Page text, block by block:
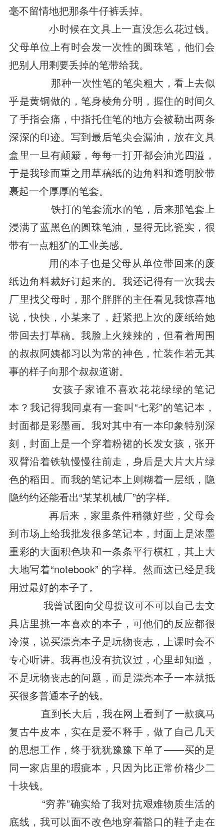
毫不留情地把那条牛仔裤丢掉。
小时候在文具上一直没怎么花过钱。
父母单位上有时会发一次性的圆珠笔，他们会
把别人用剩要丢掉的笔带给我。
那种一次性笔的笔尖粗大，看上去似
乎是黄铜做的，笔身棱角分明，握住的时间久
了手指会痛，中指托住笔的地方会被勒出两条
深深的印迹。写到最后笔尖会漏油，放在文具
盒里一旦有颠簸，每每一打开都会油光四溢，
于是我珍而重之用草稿纸的边角料和透明胶带
裹起一个厚厚的笔套。
铁打的笔套流水的笔，后来那笔套上
浸满了蓝黑色的圆珠笔油，显得无比瓷实，很
带有一点粗犷的工业美感。
用的本子也是父母从单位带回来的废
纸边角料裁好订起来的。我还记得有一次我去
厂里找父母时，那个胖胖的主任看见我惊喜地
说，快快，小某来了，赶紧把上次的废纸给她
带回去打草稿。我脸上火辣辣的，但看着周围
的叔叔阿姨都习以为常的神色，忙装作若无其
事的样子向那个叔叔道谢。
女孩子家谁不喜欢花花绿绿的笔记
本？我记得我同桌有一套叫“七彩”的笔记本，
封面都是彩墨画。我对其中有一本印象特别深
刻，封面上是一个穿着粉裙的长发女孩，张开
双臂沿着铁轨慢慢往前走，身后是大片大片绿
色的稻田。而我的笔记本上则糊着一层纸，隐
隐约约还能看出“某某机械厂”的字样。
再后来，家里条件稍微好些，父母会
到市场上给我批发很多笔记本，封面上是浓墨
重彩的大面积色块和一条条平行横杠，其上大
大地写着“notebook” 的字样。然而这已经是我
用过最好的本子了。
我曾试图向父母提议可不可以自己去文
具店里挑一本喜欢的本子，可他们的反应都很
冷漠，说买漂亮本子是玩物丧志，上课时会不
专心听讲。我再也没有抗议过，心里却知道，
不是玩物丧志的问题，而是漂亮本子一本就抵
买很多普通本子的钱。
直到长大后，我在网上看到了一款疯马
复古牛皮本，实在是爱不释手，做了自己几天
的思想工作，终于犹犹豫豫下单了——买的是
同一家店里的瑕疵本，只因为比正常价格少二
十块钱。
“穷养”确实给了我对抗艰难物质生活的
底线，我可以面不改色地穿着豁口的鞋子走在